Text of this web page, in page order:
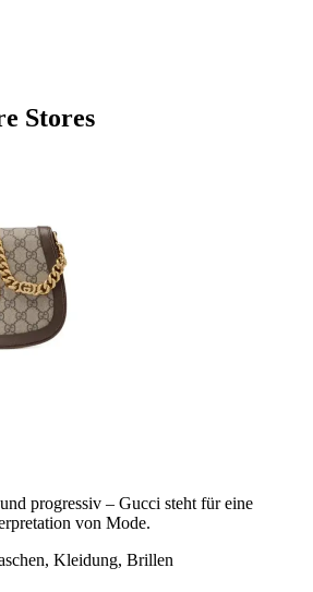
Stores
progressiv – Gucci steht für eine
von Mode.
Kleidung, Brillen